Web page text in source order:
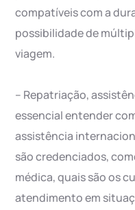
compatíveis com a
possibilidade de
viagem.
– Repatriação,
essencial entender
assistência
são credenciados,
médica, quais são os
atendimento em